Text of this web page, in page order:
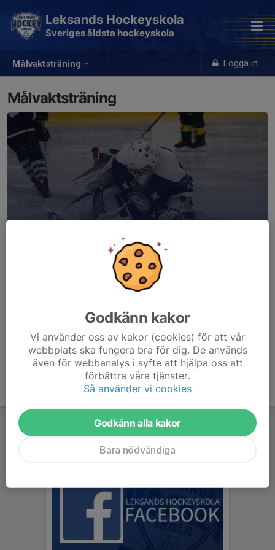
Målvaktsträning Logga in
Leksands Hockeyskola
Sveriges äldsta hockeyskola
Målvaktsträning
ha tre speciella målvaktspass på is, ett specifikt fyspass för
målvakter samt teoripass för målvakter.
Målvakterna får individuell feedback på plats.
Godkänn kakor
Vi använder oss av kakor (cookies) för att vår
webbplats ska fungera bra för dig. De används
även för webbanalys i syfte att hjälpa oss att
förbättra våra tjänster.
Så använder vi cookies
Godkänn alla kakor
Bara nödvändiga